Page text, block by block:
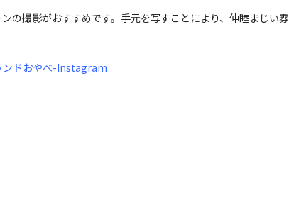
の撮影がおすすめです。手元を写すことにより、仲睦まじい雰
ンドおやべ-Instagram